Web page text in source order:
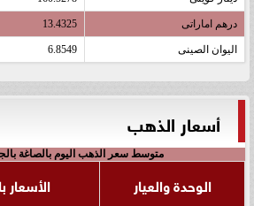
درهم اماراتى 13.4325
اليوان الصينى 6.8549
أسعار الذهب
متوسط سعر الذهب اليوم بالصاغة
الوحدة والعيار
الأسعار